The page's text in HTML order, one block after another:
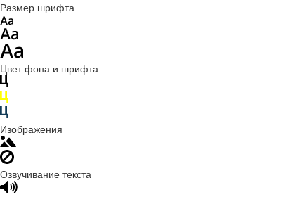
Размер шрифта
Цвет фона и шрифта
Изображения
Озвучивание текста